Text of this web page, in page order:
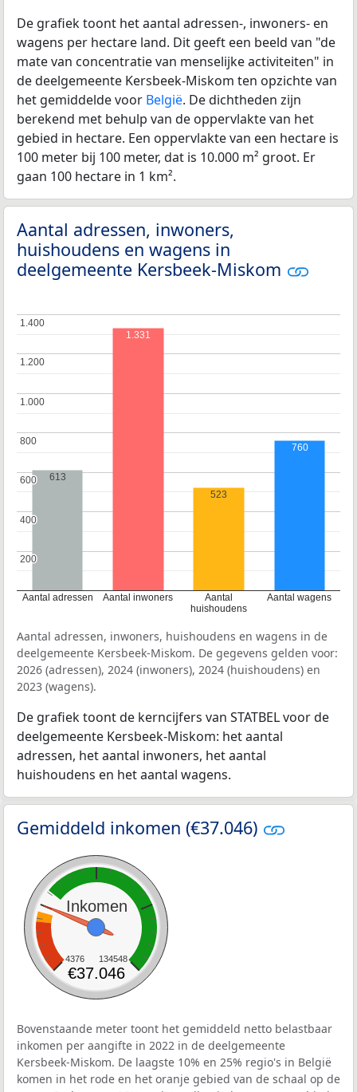
De grafiek toont het aantal adressen-, inwoners- en
wagens per hectare land. Dit geeft een beeld van "de
mate van concentratie van menselijke activiteiten" in
de deelgemeente Kersbeek-Miskom ten opzichte van
het gemiddelde voor België. De dichtheden zijn
berekend met behulp van de oppervlakte van het
gebied in hectare. Een oppervlakte van een hectare is
100 meter bij 100 meter, dat is 10.000 m² groot. Er
gaan 100 hectare in 1 km².
Aantal adressen, inwoners,
huishoudens en wagens in
deelgemeente Kersbeek-Miskom
Aantal adressen Aantal inwoners
Aantal
huishoudens
Aantal wagens
200
200
400
400
600
600
800
800
1.000
1.000
1.200
1.200
1.400
1.400
613
1.331
523
760
Aantal adressen, inwoners, huishoudens en wagens in de
deelgemeente Kersbeek-Miskom. De gegevens gelden voor:
2026 (adressen), 2024 (inwoners), 2024 (huishoudens) en
2023 (wagens).
De grafiek toont de kerncijfers van STATBEL voor de
deelgemeente Kersbeek-Miskom: het aantal
adressen, het aantal inwoners, het aantal
huishoudens en het aantal wagens.
Gemiddeld inkomen (€37.046)
Inkomen
4376 134548
€37.046
Bovenstaande meter toont het gemiddeld netto belastbaar
inkomen per aangifte in 2022 in de deelgemeente
Kersbeek-Miskom. De laagste 10% en 25% regio's in België
komen in het rode en het oranje gebied van de schaal op de